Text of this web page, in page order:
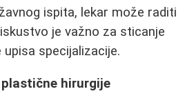
ispita, lekar može raditi
je važno za sticanje
specijalizacije.
hirurgije